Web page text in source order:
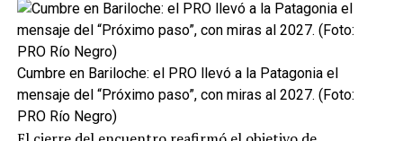
Cumbre en Bariloche: el PRO llevó a la Patagonia el
mensaje del “Próximo paso”, con miras al 2027. (Foto:
PRO Río Negro)